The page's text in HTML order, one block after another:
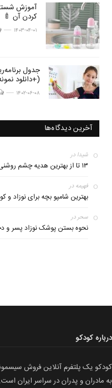
post
image
آموزش
کردن آن 🍼
۱۴۰۳-۰۴-۰۱
post
image
جدول
(+دانلود
۱۴۰۲-۰۶-۰۸
آخرین دیدگاه‌ها
شیدا در
۱۳ ﺗﺎ از ﺑﻬﺘﺮﯾﻦ ﻫﺪﯾﻪ چشم روشنی نوزاد پسر + روش تزیین
فهیمه در
بهترین شامپو بچه برای نوزاد و
سحردر
نحوه بستن پوشک نوزاد پسر و
درباره کودکو
کودکو یک پلتفرم آنلاین فروش
به مادران و پدران در سراسر ایران